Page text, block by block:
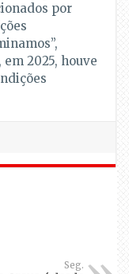
por
2025, houve
Seg.